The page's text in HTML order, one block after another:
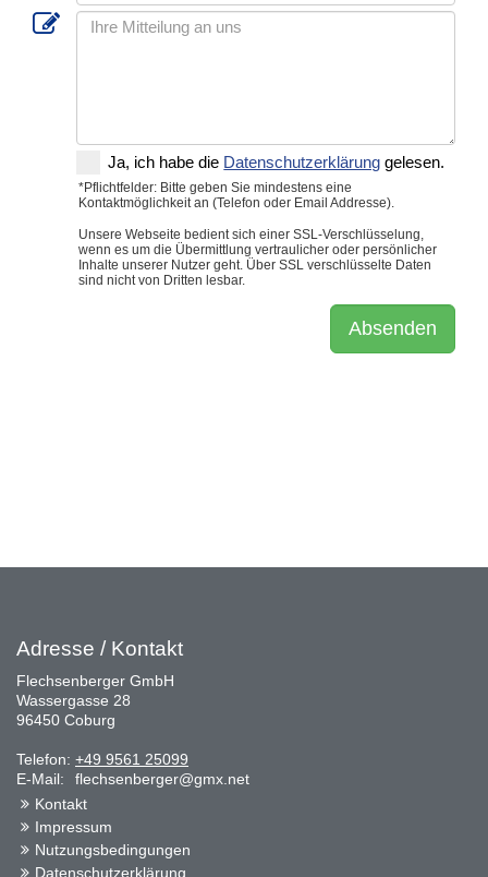
Adresse / Kontakt
Flechsenberger GmbH
Wassergasse 28
96450 Coburg
Telefon: +49 9561 25099
E-Mail:
flechsenberger@gmx.net
Kontakt
Impressum
Nutzungsbedingungen
Datenschutzerklärung